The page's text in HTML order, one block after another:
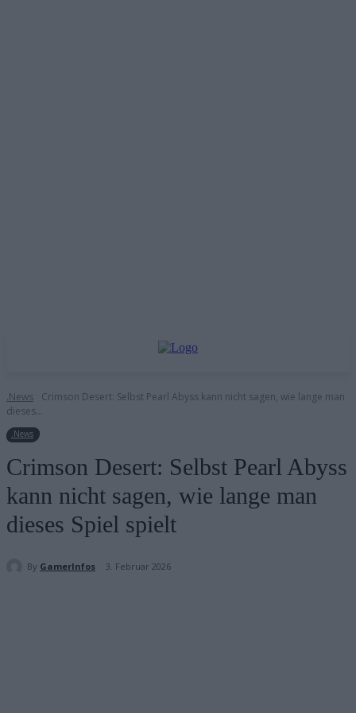
.News
Crimson Desert: Selbst Pearl Abyss kann nicht sagen, wie lange man
dieses...
.News
Crimson Desert: Selbst Pearl Abyss
kann nicht sagen, wie lange man
dieses Spiel spielt
By GamerInfos 3. Februar 2026